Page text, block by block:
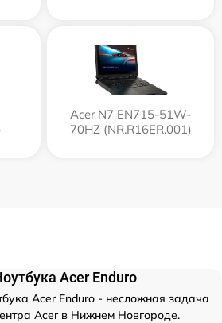
Acer N7 EN715-51W-
70HZ (NR.R16ER.001)
Acer Enduro
Acer Enduro - несложная задача
Acer в Нижнем Новгороде.